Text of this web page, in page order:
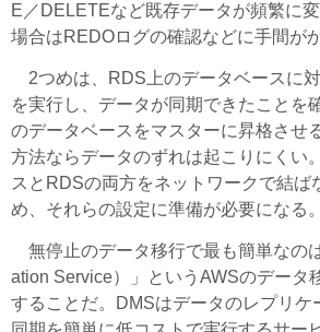
E／DELETEなど既存データが頻繁に
場合はREDOログの確認などに手間が
2つめは、RDS上のデータベースに
を実行し、データが同期できたことを
のデータベースをマスターに昇格させ
方法ならデータのずれは起こりにくい
スとRDSの両方をネットワークで結ば
め、それらの設定に準備が必要になる。
無停止のデータ移行で最も簡単なの
ation Service）」というAWSのデータ
することだ。DMSはデータのレプリケ